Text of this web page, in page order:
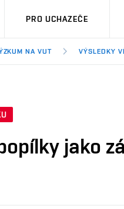
PRO UCHAZEČE
NA VUT VÝSLEDKY
jako